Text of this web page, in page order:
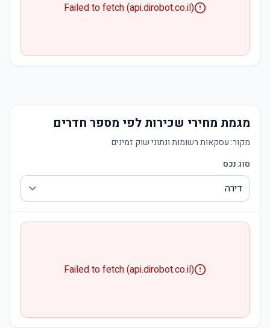
Failed to fetch (api.dirobot.co.il)
מגמת מחירי שכירות לפי מספר חדרים
מקור: עסקאות רשומות ונתוני שוק זמינים
סוג נכס
Failed to fetch (api.dirobot.co.il)